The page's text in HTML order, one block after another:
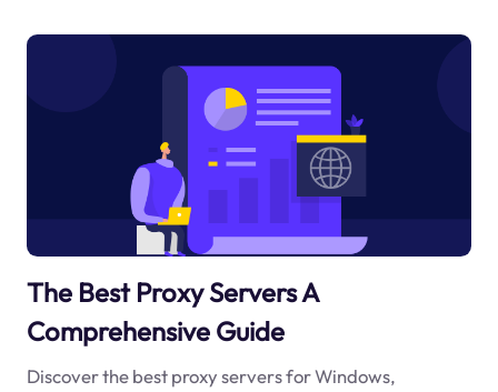
The Best Proxy Servers A
Comprehensive Guide
Discover the best proxy servers for Windows,